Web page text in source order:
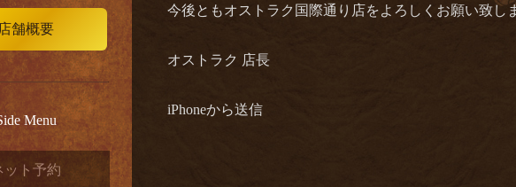
今後ともオストラク国際通り店をよろしくお願い致し
オストラク 店長
iPhoneから送信
店舗概要
Menu
ット予約